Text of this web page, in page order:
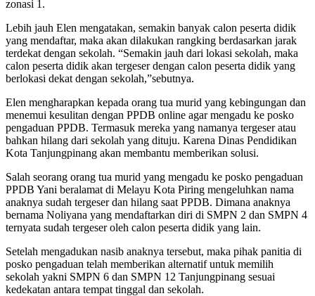
zonasi 1.
Lebih jauh Elen mengatakan, semakin banyak calon peserta didik
yang mendaftar, maka akan dilakukan rangking berdasarkan jarak
terdekat dengan sekolah. “Semakin jauh dari lokasi sekolah, maka
calon peserta didik akan tergeser dengan calon peserta didik yang
berlokasi dekat dengan sekolah,”sebutnya.
Elen mengharapkan kepada orang tua murid yang kebingungan dan
menemui kesulitan dengan PPDB online agar mengadu ke posko
pengaduan PPDB. Termasuk mereka yang namanya tergeser atau
bahkan hilang dari sekolah yang dituju. Karena Dinas Pendidikan
Kota Tanjungpinang akan membantu memberikan solusi.
Salah seorang orang tua murid yang mengadu ke posko pengaduan
PPDB Yani beralamat di Melayu Kota Piring mengeluhkan nama
anaknya sudah tergeser dan hilang saat PPDB. Dimana anaknya
bernama Noliyana yang mendaftarkan diri di SMPN 2 dan SMPN 4
ternyata sudah tergeser oleh calon peserta didik yang lain.
Setelah mengadukan nasib anaknya tersebut, maka pihak panitia di
posko pengaduan telah memberikan alternatif untuk memilih
sekolah yakni SMPN 6 dan SMPN 12 Tanjungpinang sesuai
kedekatan antara tempat tinggal dan sekolah.